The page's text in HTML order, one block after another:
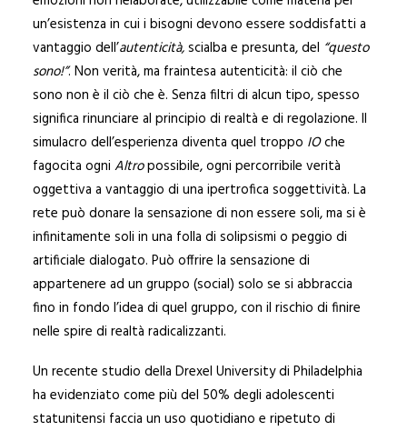
un’esistenza in cui i bisogni devono essere soddisfatti a
vantaggio dell’autenticità,scialba e presunta, del “questo
sono!”. Non verità, ma fraintesa autenticità: il ciò che
sono non è il ciò che è. Senza filtri di alcun tipo, spesso
significa rinunciare al principio di realtà e di regolazione. Il
simulacro dell’esperienza diventa quel troppo IOche
fagocita ogni Altropossibile, ogni percorribile verità
oggettiva a vantaggio di una ipertrofica soggettività. La
rete può donare la sensazione di non essere soli, ma si è
infinitamente soli in una folla di solipsismi o peggio di
artificiale dialogato. Può offrire la sensazione di
appartenere ad un gruppo (social) solo se si abbraccia
fino in fondo l’idea di quel gruppo, con il rischio di finire
nelle spire di realtà radicalizzanti.
Un recente studio della Drexel University di Philadelphia
ha evidenziato come più del 50% degli adolescenti
statunitensi faccia un uso quotidiano e ripetuto di